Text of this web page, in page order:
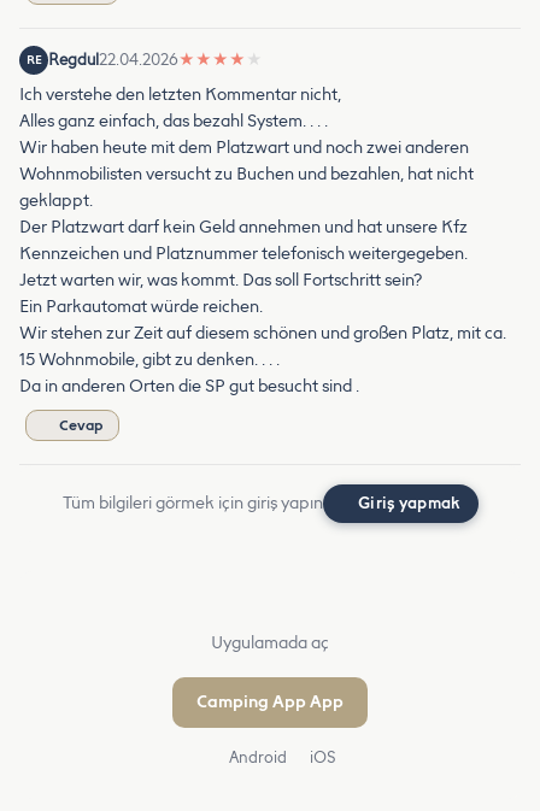
RE Regdul 22.04.2026★ ★ ★ ★ ★
Ich verstehe den letzten Kommentar nicht,
Alles ganz einfach, das bezahl System. . . .
Wir haben heute mit dem Platzwart und noch zwei anderen
Wohnmobilisten versucht zu Buchen und bezahlen, hat nicht
geklappt.
Der Platzwart darf kein Geld annehmen und hat unsere Kfz
Kennzeichen und Platznummer telefonisch weitergegeben.
Jetzt warten wir, was kommt. Das soll Fortschritt sein?
Ein Parkautomat würde reichen.
Wir stehen zur Zeit auf diesem schönen und großen Platz, mit ca.
15 Wohnmobile, gibt zu denken. . . .
Da in anderen Orten die SP gut besucht sind .
Cevap
Tüm bilgileri görmek için giriş yapın Giriş yapmak
Uygulamada aç
Camping App App
Android iOS